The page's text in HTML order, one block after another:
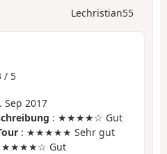
Lechristian55
/ 5
Sep 2017
: ★★★★☆ Gut
: ★★★★★ Sehr gut
★★★★☆ Gut